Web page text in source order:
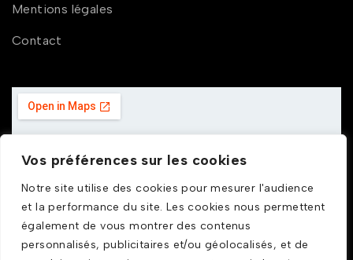
Vos préférences sur les cookies
Notre site utilise des cookies pour mesurer l'audience
et la performance du site. Les cookies nous permettent
également de vous montrer des contenus
personnalisés, publicitaires et/ou géolocalisés, et de
Mentions légales
Contact